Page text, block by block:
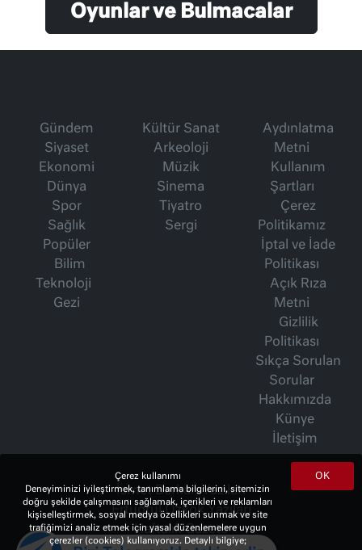
Oyunlar ve Bulmacalar
Gündem
Siyaset
Ekonomi
Dünya
Spor
Sağlık
Popüler
Bilim
Teknoloji
Gezi
Kültür Sanat
Arkeoloji
Müzik
Sinema
Tiyatro
Sergi
Aydınlatma
Metni
Kullanım
Şartları
Çerez
Politikamız
İptal ve İade
Politikası
Açık Rıza
Metni
Gizlilik
Politikası
Sıkça Sorulan
Sorular
Hakkımızda
Künye
İletişim
İsmet Berkan Yazıları
Ertuğrul Özkök Yazıları
Haftalık Gazete
OK
Çerez kullanımı
Deneyiminizi iyileştirmek, tanımlama bilgilerini, sitemizin
doğru şekilde çalışmasını sağlamak, içerikleri ve reklamları
kişiselleştirmek, sosyal medya özellikleri sunmak ve site
trafiğimizi analiz etmek için yasal düzenlemelere uygun
çerezler (cookies) kullanıyoruz. Detaylı bilgiye;